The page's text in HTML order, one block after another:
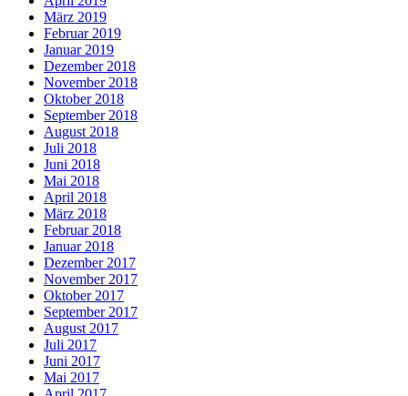
März 2019
Februar 2019
Januar 2019
Dezember 2018
November 2018
Oktober 2018
September 2018
August 2018
Juli 2018
Juni 2018
Mai 2018
April 2018
März 2018
Februar 2018
Januar 2018
Dezember 2017
November 2017
Oktober 2017
September 2017
August 2017
Juli 2017
Juni 2017
Mai 2017